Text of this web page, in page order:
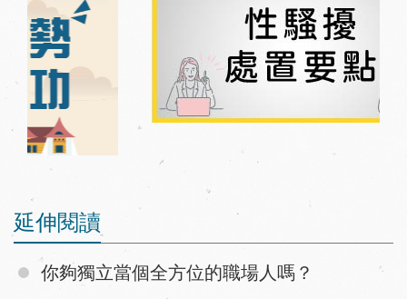
延伸閱讀
你夠獨立當個全方位的職場人嗎？